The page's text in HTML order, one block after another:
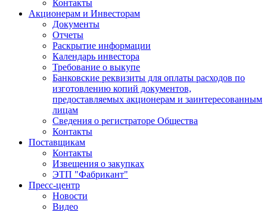
Контакты
Акционерам и Инвесторам
Документы
Отчеты
Раскрытие информации
Календарь инвестора
Требование о выкупе
Банковские реквизиты для оплаты расходов по
изготовлению копий документов,
предоставляемых акционерам и заинтересованным
лицам
Сведения о регистраторе Общества
Контакты
Поставщикам
Контакты
Извещения о закупках
ЭТП "Фабрикант"
Пресс-центр
Новости
Видео